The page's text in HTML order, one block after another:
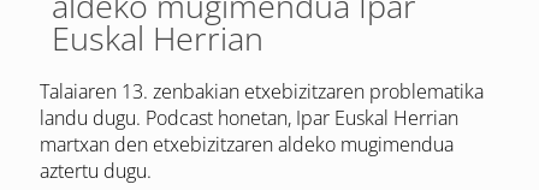
Euskal Herrian
Talaiaren 13. zenbakian etxebizitzaren problematika
landu dugu. Podcast honetan, Ipar Euskal Herrian
martxan den etxebizitzaren aldeko mugimendua
aztertu dugu.